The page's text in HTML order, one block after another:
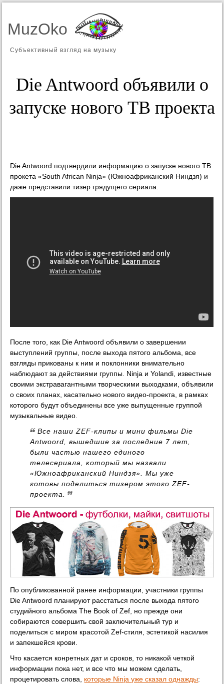
MuzOko
Субъективный взгляд на музыку
Die Antwoord объявили о
запуске нового ТВ проекта
Die Antwoord подтвердили информацию о запуске нового ТВ
прокета «South African Ninja» (Южноафриканский Ниндзя) и
даже представили тизер грядущего сериала.
После того, как Die Antwoord объявили о завершении
выступлений группы, после выхода пятого альбома, все
взгляды прикованы к ним и поклонники внимательно
наблюдают за действиями группы. Ninja и Yolandi, известные
своими экстравагантными творческими выходками, объявили
о своих планах, касательно нового видео-проекта, в рамках
которого будут объединены все уже выпущенные группой
музыкальные видео.
Все наши ZEF-клипы и мини фильмы Die
Antwoord, вышедшие за последние 7 лет,
были частью нашего единого
телесериала, который мы назвали
«Южноафриканский Ниндзя». Мы уже
готовы поделиться тизером этого ZEF-
проекта.
По опубликованной ранее информации, участники группы
Die Antwoord планируют расстаться после выхода пятого
студийного альбома The Book of Zef, но прежде они
собираются совершить свой заключительный тур и
поделиться с миром красотой Zef-стиля, эстетикой насилия
и запекшейся крови.
Что касается конретных дат и сроков, то никакой четкой
информации пока нет, и все что мы можем сделать,
процетировать слова, которые Ninja уже сказал однажды: